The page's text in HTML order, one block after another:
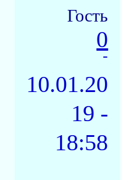
Гость
0
-
10.01.20
19 -
18:58